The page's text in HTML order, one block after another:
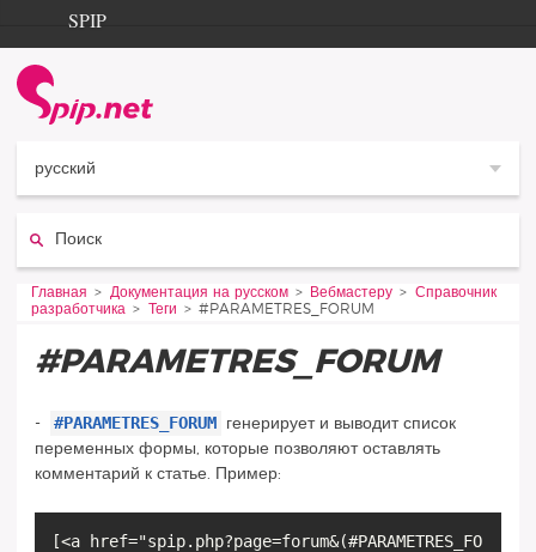
Aller au contenu
Aller à la navigation
SPIP
Documentation
Contribution
русский
Vous êtes ici :
Главная Документация на русском Вебмастеру
Справочник
разработчика
Теги #PARAMETRES_FORUM
#PARAMETRES_FORUM
- #PARAMETRES_FORUM генерирует и выводит список
переменных формы, которые позволяют оставлять
комментарий к статье. Пример:
[<a href="spip.php?page=forum&(#PARAMETRES_FO